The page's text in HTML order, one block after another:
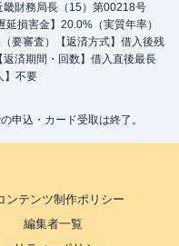
財務局長（15）第00218号
損害金】20.0%（実質年率）
要審査）【返済方式】借入後残
済期間・回数】借入直後最長
】不要
申込・カード受取は終了。
ンテンツ制作ポリシー
編集者一覧